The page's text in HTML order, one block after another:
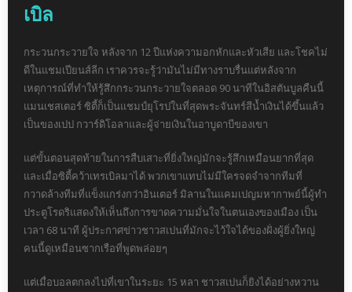
เบิล
กระวนกระวายใจ หลังจาก 12 ปีแห่งความอกหักและหัวเสีย และโชคไม่
ดีในแชมเปียนส์ลีก เราควรจะรู้ว่ามันไม่มีทางราบรื่นแต่หลังจาก
เหตุการณ์ที่ทำให้รู้สึกกระวนกระวายใจตลอด 90 นาทีในอิสตันบูลคืนนี้
แมนเชสเตอร์ ซิตี้ก็เป็นแชมป์ยุโรปในที่สุดพระจันทร์สีน้ำเงินได้ขึ้นแล้ว
เป็นของเปป กวาร์ดิโอลาและผู้จ่ายเงินในอาบูดาบีของเขา
แต่ขั้นตอนสุดท้ายในการสืบเสาะที่ยิ่งใหญ่มักจะรู้สึกเหมือนยากที่สุด
และเมื่อซิตี้คว้าเทรเบิลมาได้ พวกเขาแทบไม่มีใครจดจำจากทีมที่
กวาดล้างทีมที่แข็งแกร่งกว่าอินเตอร์ มิลานในแคมเปญมหากาพย์นี้ผู้ทำ
ประตูโรดริแสดงให้เห็นถึงการขาดความมั่นใจในตนเองของเมือง เป็น
เวลา 68 นาที ผู้ประกาศข่าวชาวสเปนที่มักจะไว้ใจได้ของฝั่งผู้ยิ่งใหญ่
คนนี้ดูเหมือนซากเรือที่พูดพล่อยๆ
แต่เมื่อบอลตกลงไปที่เขาในระยะ 15 หลา ชาวสเปนก็ยิงได้อย่างหวาน